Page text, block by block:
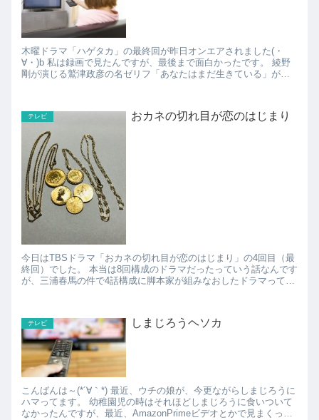
木曜ドラマ「ハゲタカ」の最終回が昨日オンエアされました(・
∀・)b 私は録画で見たんですが、最後まで面白かったです。 綾野
剛が演じる鷲津政彦の名ゼリフ「あなたはまだ生きている」がカ
テレビ おカネの切れ目が恋のはじまり
今日はTBSドラマ「おカネの切れ目が恋のはじまり」の4回目（最
終回）でした。 本当は8回構成のドラマだったっていう話なんです
が、三浦春馬の件で4話構成に脚本家が組みなおしたドラマってい
テレビ しまじろうヘソカ
こんばんは～(*´∀｀*) 最近、ウチの娘が、今更ながらしまじろうに
ハマってます。 幼稚園児の時はそれほどしまじろうに食いついて
なかったんですが、最近、AmazonPrimeビデオとかで見まくって